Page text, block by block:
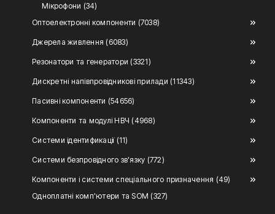
Мікрофони (34)
Оптоелектронні компоненти (7038)
Джерела живлення (6083)
Резонатори та генератори (3321)
Дискретні напівпровідникові прилади (11343)
Пасивні компоненти (54656)
Компоненти та модулі НВЧ (4968)
Системи ідентификації (11)
Системи безпровідного зв'язку (772)
Компоненти і системи спеціального призначення (49)
Одноплатні комп'ютери та SOM (327)